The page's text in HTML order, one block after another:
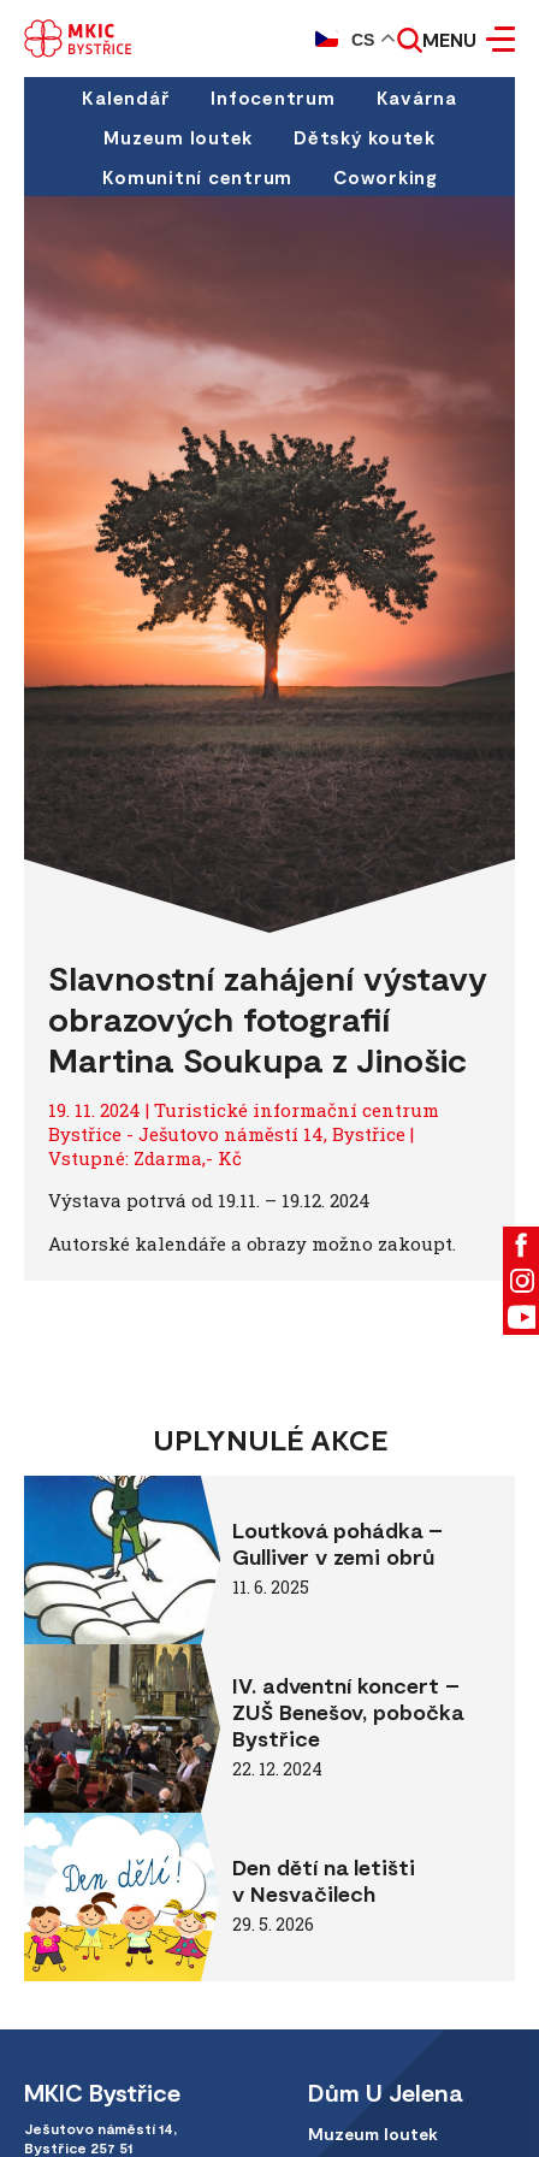
CS MENU
Kalendář Infocentrum
Kavárna
Muzeum loutek
Dětský koutek
Komunitní centrum
Coworking
Slavnostní zahájení výstavy
obrazových fotografií
Martina Soukupa z Jinošic
19. 11. 2024 | Turistické informační centrum
Bystřice - Ješutovo náměstí 14, Bystřice |
Vstupné: Zdarma,- Kč
Výstava potrvá od 19.11. – 19.12. 2024
Autorské kalendáře a obrazy možno zakoupt.
UPLYNULÉ AKCE
Loutková pohádka –
Gulliver v zemi obrů
11. 6. 2025
IV. adventní koncert –
ZUŠ Benešov, pobočka
Bystřice
22. 12. 2024
Den dětí na letišti
v Nesvačilech
29. 5. 2026
MKIC Bystřice
Ješutovo náměstí 14,
Bystřice 257 51
Dům U Jelena
Muzeum loutek